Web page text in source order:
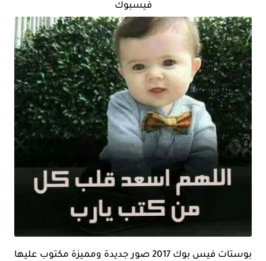
فيسبوك
بوستات فيس بوك 2017 صور جديدة ومميزة مكتوب عليها